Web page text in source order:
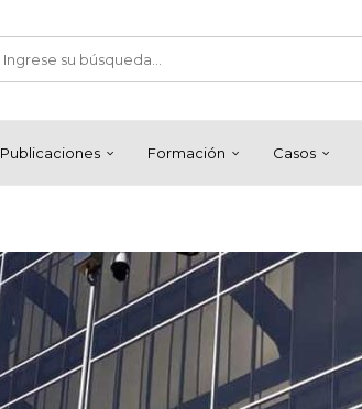
Publicaciones Formación Casos